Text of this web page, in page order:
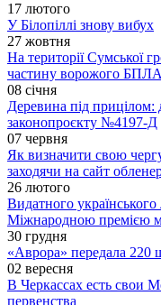
17 лютого
У Білопіллі знову вибух
27 жовтня
На території Сумської
частину ворожого БПЛА
08 січня
Деревина під прицілом:
законопроєкту №4197-Д
07 червня
Як визначити свою
заходячи на сайт
26 лютого
Видатного
Міжнародною премією
30 грудня
«Аврора» передала 220
02 вересня
В Черкассах есть свои
первенства